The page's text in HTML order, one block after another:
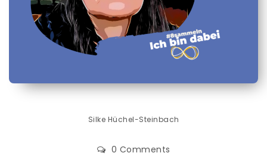
Silke Hüchel-Steinbach
0 Comments